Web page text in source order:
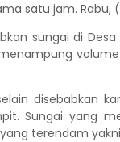
satu jam. Rabu,
sungai di
disebabkan
Sungai yang
terendam